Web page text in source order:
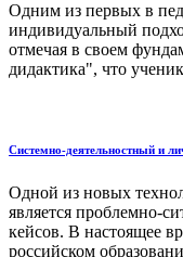
Одним из первых в
индивидуальный
отмечая в своем
дидактика", что
Системно-деятельностный и
Одной из новых
является проблемно-
кейсов. В настоящее
российском